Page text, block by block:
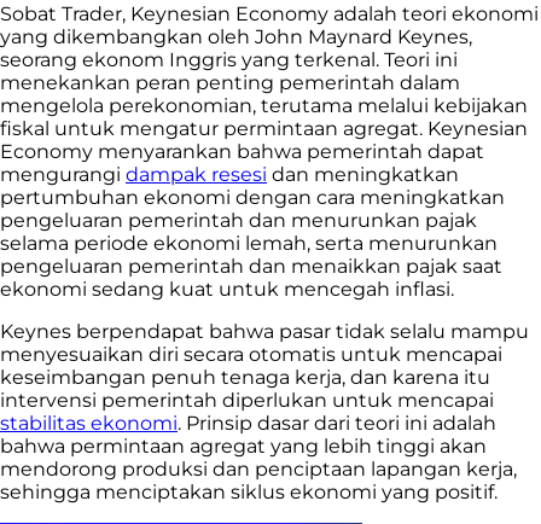
Sobat Trader, Keynesian Economy adalah teori ekonomi
yang dikembangkan oleh John Maynard Keynes,
seorang ekonom Inggris yang terkenal. Teori ini
menekankan peran penting pemerintah dalam
mengelola perekonomian, terutama melalui kebijakan
fiskal untuk mengatur permintaan agregat. Keynesian
Economy menyarankan bahwa pemerintah dapat
mengurangi dampak resesi dan meningkatkan
pertumbuhan ekonomi dengan cara meningkatkan
pengeluaran pemerintah dan menurunkan pajak
selama periode ekonomi lemah, serta menurunkan
pengeluaran pemerintah dan menaikkan pajak saat
ekonomi sedang kuat untuk mencegah inflasi.
Keynes berpendapat bahwa pasar tidak selalu mampu
menyesuaikan diri secara otomatis untuk mencapai
keseimbangan penuh tenaga kerja, dan karena itu
intervensi pemerintah diperlukan untuk mencapai
stabilitas ekonomi. Prinsip dasar dari teori ini adalah
bahwa permintaan agregat yang lebih tinggi akan
mendorong produksi dan penciptaan lapangan kerja,
sehingga menciptakan siklus ekonomi yang positif.